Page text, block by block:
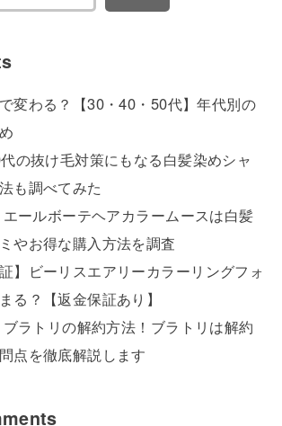
変わる？【30・40・50代】年代別の
の抜け毛対策にもなる白髪染めシャ
も調べてみた
エールボーテヘアカラームースは白髪
やお得な購入方法を調査
】ビーリスエアリーカラーリングフォ
る？【返金保証あり】
ブラトリの解約方法！ブラトリは解約
点を徹底解説します